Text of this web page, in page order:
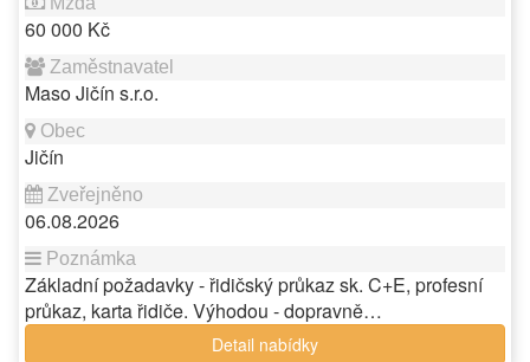
60 000 Kč
Maso Jičín s.r.o.
Jičín
06.08.2026
Základní požadavky - řidičský průkaz sk. C+E, profesní
průkaz, karta řidiče. Výhodou - dopravně…
Detail nabídky